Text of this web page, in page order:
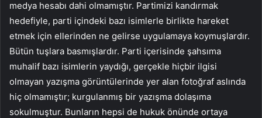
medya hesabı dahi olmamıştır. Partimizi kandırmak
hedefiyle, parti içindeki bazı isimlerle birlikte hareket
etmek için ellerinden ne gelirse uygulamaya koymuşlardır.
Bütün tuşlara basmışlardır. Parti içerisinde şahsıma
muhalif bazı isimlerin yaydığı, gerçekle hiçbir ilgisi
olmayan yazışma görüntülerinde yer alan fotoğraf aslında
hiç olmamıştır; kurgulanmış bir yazışma dolaşıma
sokulmuştur. Bunların hepsi de hukuk önünde ortaya